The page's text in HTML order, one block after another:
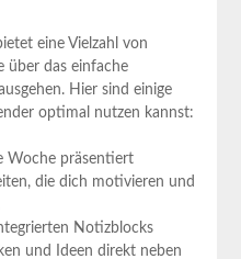
eine Vielzahl von
über das einfache
Hier sind einige
optimal nutzen kannst:
Woche präsentiert
die dich motivieren und
Notizblocks
und⁤ Ideen direkt ⁣neben